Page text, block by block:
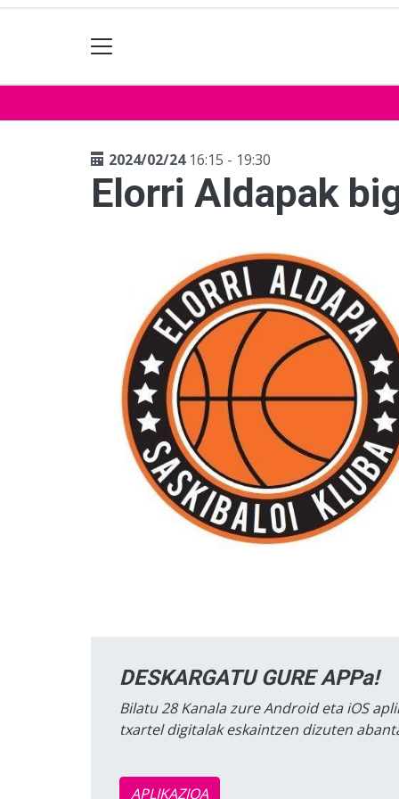
2024/02/2416:15 - 19:30
Elorri Aldapak
DESKARGATU GURE APPa!
Bilatu 28 Kanala zure Android eta iOS
txartel digitalak eskaintzen dizuten
APLIKAZIOA